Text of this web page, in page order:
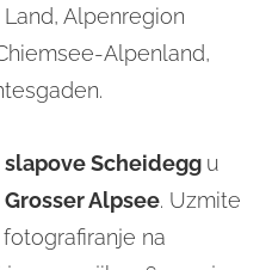
Alpenregion
Alpenland,
slapove Scheidegg u
Grosser Alpsee. Uzmite
na